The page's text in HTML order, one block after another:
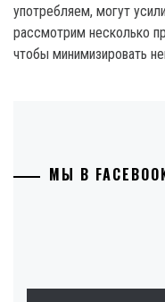
употребляем, могут
рассмотрим несколько
чтобы минимизировать
МЫ В